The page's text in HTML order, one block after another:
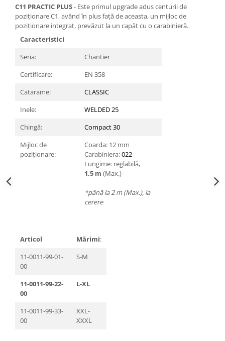
Sandale de protectie
Bocanci de protectie
Incaltaminte alba de protectie
Incaltaminte ESD
Pantofi fara protectie
Protectie chimica
Manusi
Manusi fibre speciale impregnate
Manusi latex
Manusi nitril
Manusi piele
C11 PRACTIC PLUS- Este primul upgrade adus centurii de
poziționare C1, având în plus față de aceasta, un mijloc de
poziționare integrat, prevăzut la un capăt cu o carabinieră.
Caracteristici
Seria:
Chantier
Certificare:
EN 358
Catarame:
CLASSIC
Inele:
WELDED 25
Chingă:
Compact 30
Mijloc de
poziționare:
Coarda: 12 mm
Carabiniera:022
Lungime: reglabilă,
1,5 m (Max.)
*până la 2 m (Max.), la
cerere
Articol Mărimi:
11-0011-99-01-
00
S-M
11-0011-99-22-
00
L-XL
11-0011-99-33-
00
XXL-
XXXL